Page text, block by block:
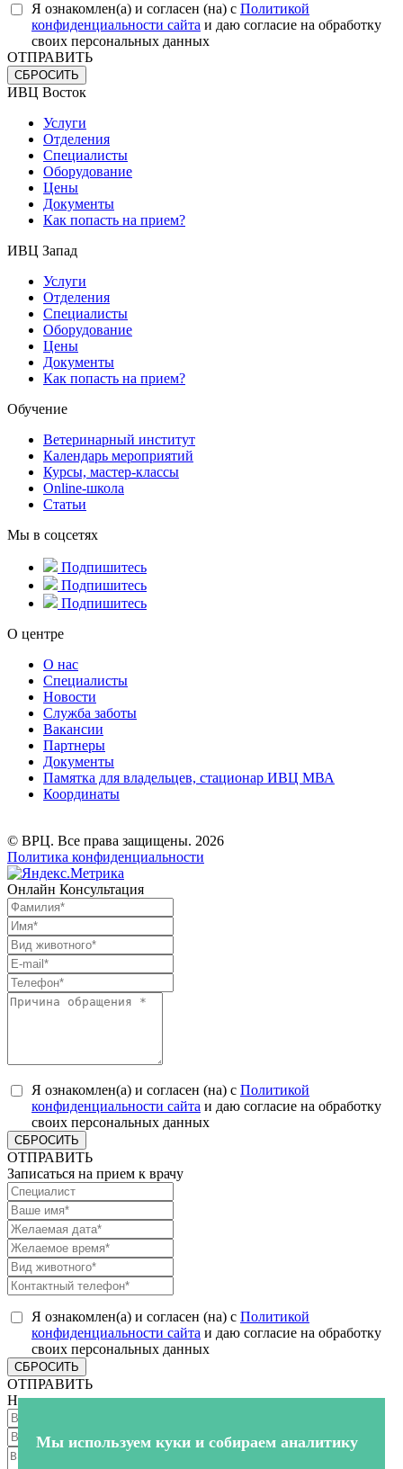
Я ознакомлен(а) и согласен (на) с Политикой
конфиденциальности сайта и даю согласие на обработку
своих персональных данных
ОТПРАВИТЬ
СБРОСИТЬ
ИВЦ Восток
Услуги
Отделения
Специалисты
Оборудование
Цены
Документы
Как попасть на прием?
ИВЦ Запад
Услуги
Отделения
Специалисты
Оборудование
Цены
Документы
Как попасть на прием?
Обучение
Ветеринарный институт
Календарь мероприятий
Курсы, мастер-классы
Online-школа
Статьи
Мы в соцсетях
Подпишитесь
Подпишитесь
Подпишитесь
О центре
О нас
Специалисты
Новости
Служба заботы
Вакансии
Партнеры
Документы
Памятка для владельцев, стационар ИВЦ МВА
Координаты
© ВРЦ. Все права защищены. 2026
Политика конфиденциальности
Онлайн Консультация
Я ознакомлен(а) и согласен (на) с Политикой
конфиденциальности сайта и даю согласие на обработку
своих персональных данных
СБРОСИТЬ
ОТПРАВИТЬ
Записаться на прием к врачу
Я ознакомлен(а) и согласен (на) с Политикой
конфиденциальности сайта и даю согласие на обработку
своих персональных данных
СБРОСИТЬ
ОТПРАВИТЬ
Напишите нам
Мы используем куки и собираем аналитику